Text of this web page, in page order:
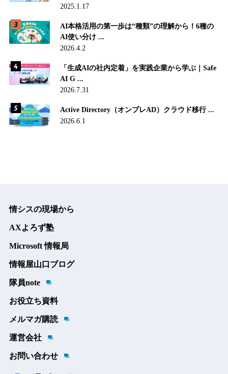
2025.1.17
AI本格活用の第一歩は“種類”の理解から！6種の
AI使い分け ...
2026.4.2
「生成AIの社内定着」を実践企業から学ぶ｜Safe
AI G ...
2026.7.31
Active Directory（オンプレAD）クラウド移行 ...
2026.6.1
情シスの現場から
AXよろず塾
Microsoft 情報局
情報屋山口ブログ
隊員note
お役立ち資料
メルマガ購読
運営会社
お問い合わせ